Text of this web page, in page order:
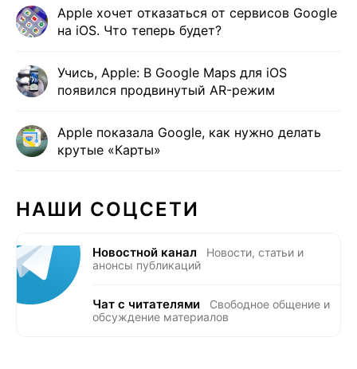
Apple хочет отказаться от сервисов Google
на iOS. Что теперь будет?
Учись, Apple: В Google Maps для iOS
появился продвинутый AR-режим
Apple показала Google, как нужно делать
крутые «Карты»
НАШИ СОЦСЕТИ
Новостной канал
Новости, статьи и
анонсы публикаций
Чат с читателями
Свободное общение и
обсуждение материалов